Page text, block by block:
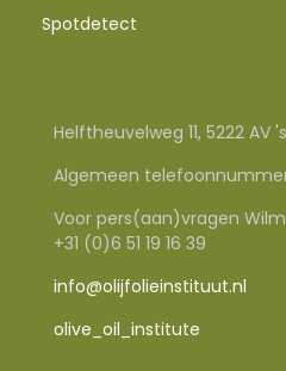
Spotdetect
Helftheuvelweg 11, 5222
Algemeen
Voor pers(aan)vragen
+31 (0)6 51 19 16 39
info@olijfolieinstituut.nl
olive_oil_institute